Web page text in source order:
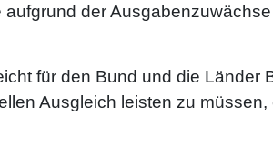
der
für den Bund und die
Ausgleich leisten zu müssen,